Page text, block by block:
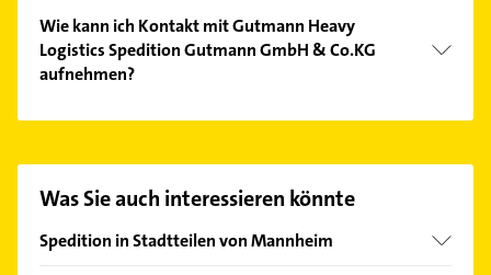
Wie kann ich Kontakt mit Gutmann Heavy
Logistics Spedition Gutmann GmbH & Co.KG
aufnehmen?
unserem Kontaktdaten-Bereich auswählen. Hier
finden Sie alle Kontaktdaten .
Was Sie auch interessieren könnte
Spedition in Stadtteilen von Mannheim